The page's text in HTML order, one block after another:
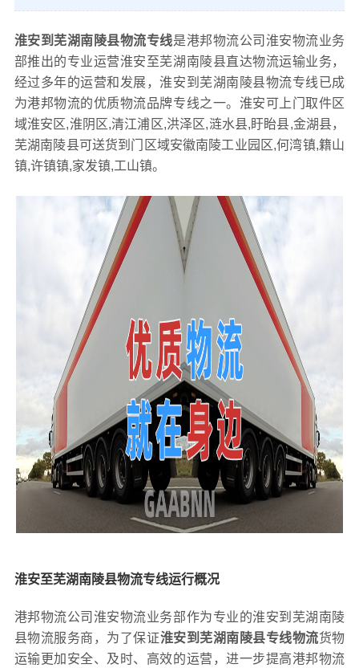
淮安到芜湖南陵县物流专线是港邦物流公司淮安物流业务
部推出的专业运营淮安至芜湖南陵县直达物流运输业务，
经过多年的运营和发展，淮安到芜湖南陵县物流专线已成
为港邦物流的优质物流品牌专线之一。淮安可上门取件区
域淮安区,淮阴区,清江浦区,洪泽区,涟水县,盱眙县,金湖县，
芜湖南陵县可送货到门区域安徽南陵工业园区,何湾镇,籍山
镇,许镇镇,家发镇,工山镇。
淮安至芜湖南陵县物流专线运行概况
港邦物流公司淮安物流业务部作为专业的淮安到芜湖南陵
县物流服务商，为了保证淮安到芜湖南陵县专线物流货物
运输更加安全、及时、高效的运营，进一步提高港邦物流